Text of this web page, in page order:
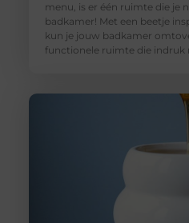
menu, is er één ruimte die je
badkamer! Met een beetje
kun je jouw badkamer
functionele ruimte die indruk